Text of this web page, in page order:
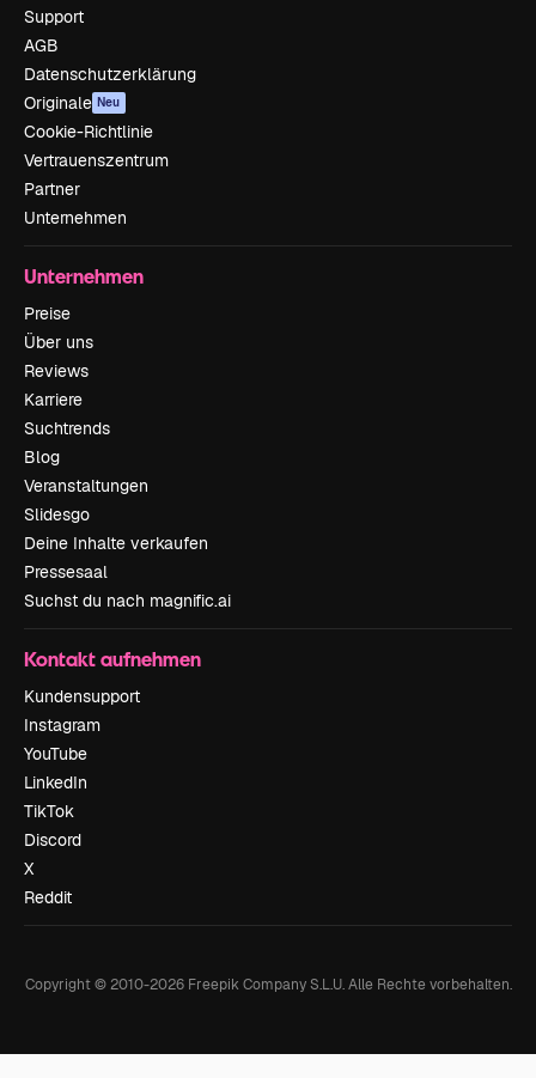
Support
AGB
Datenschutzerklärung
Originale Neu
Cookie-Richtlinie
Vertrauenszentrum
Partner
Unternehmen
Unternehmen
Preise
Über uns
Reviews
Karriere
Suchtrends
Blog
Veranstaltungen
Slidesgo
Deine Inhalte verkaufen
Pressesaal
Suchst du nach magnific.ai
Kontakt aufnehmen
Kundensupport
Instagram
YouTube
LinkedIn
TikTok
Discord
X
Reddit
Copyright © 2010-2026Freepik Company S.L.U. Alle Rechte vorbehalten.